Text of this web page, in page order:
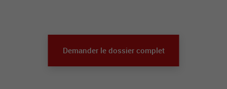
Demander le dossier complet